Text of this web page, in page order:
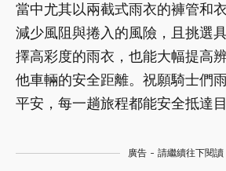
當中尤其以兩截式雨衣的褲管和
減少風阻與捲入的風險，且挑選
擇高彩度的雨衣，也能大幅提高
他車輛的安全距離。祝願騎士們
平安，每一趟旅程都能安全抵達目
廣告 - 請繼續往下閱讀